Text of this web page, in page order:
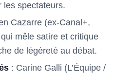
les spectateurs.
Cazarre (ex-Canal+,
mêle satire et critique
de légèreté au débat.
: Carine Galli (L’Équipe /